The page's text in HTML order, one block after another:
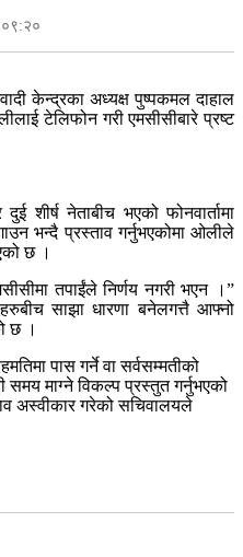
०९:२०
केन्द्रका अध्यक्ष पुष्पकमल दाहाल
टेलिफोन गरी एमसीसीबारे प्रष्ट
शीर्ष नेताबीच भएको फोनवार्तामा
भन्दै प्रस्ताव गर्नुभएकोमा ओलीले
छ ।
तपाईंले निर्णय नगरी भएन ।”
साझा धारणा बनेलगत्तै आफ्नो
छ ।
पास गर्ने वा सर्वसम्मतीको
समय माग्ने विकल्प प्रस्तुत गर्नुभएको
अस्वीकार गरेको सचिवालयले